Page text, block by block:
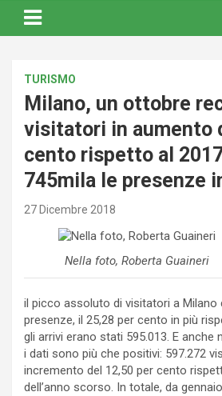
internazionale
TURISMO
Milano, un ottobre
visitatori in aumento
cento rispetto al
745mila le presenze
27 Dicembre 2018
Nella foto, Roberta Guaineri
il picco assoluto di visitatori a Milano
presenze, il 25,28 per cento in più
gli arrivi erano stati 595.013. E anche
i dati sono più che positivi: 597.272
incremento del 12,50 per cento
dell’anno scorso. In totale, da